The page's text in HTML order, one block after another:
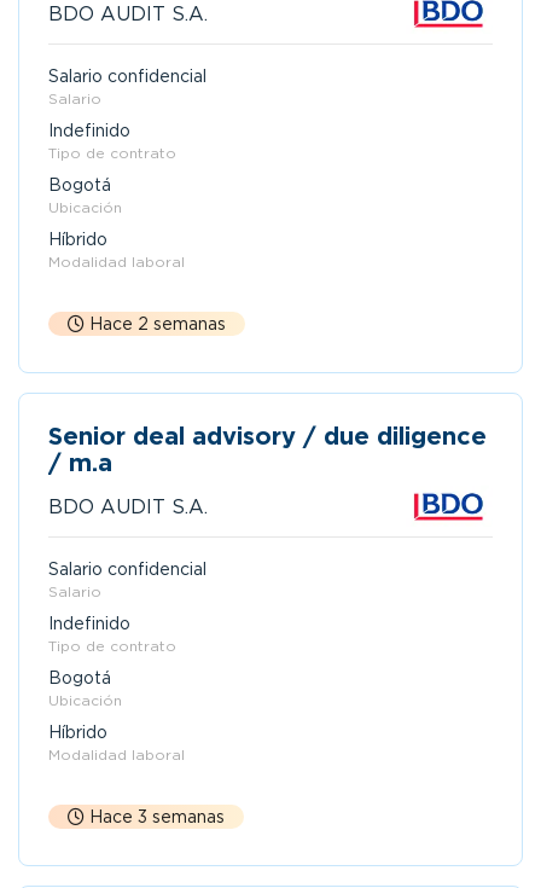
BDO AUDIT S.A.
Salario confidencial
Salario
Indefinido
Tipo de contrato
Bogotá
Ubicación
Híbrido
Modalidad laboral
Hace 2 semanas
Senior deal advisory / due diligence
/ m.a
BDO AUDIT S.A.
Salario confidencial
Salario
Indefinido
Tipo de contrato
Bogotá
Ubicación
Híbrido
Modalidad laboral
Hace 3 semanas